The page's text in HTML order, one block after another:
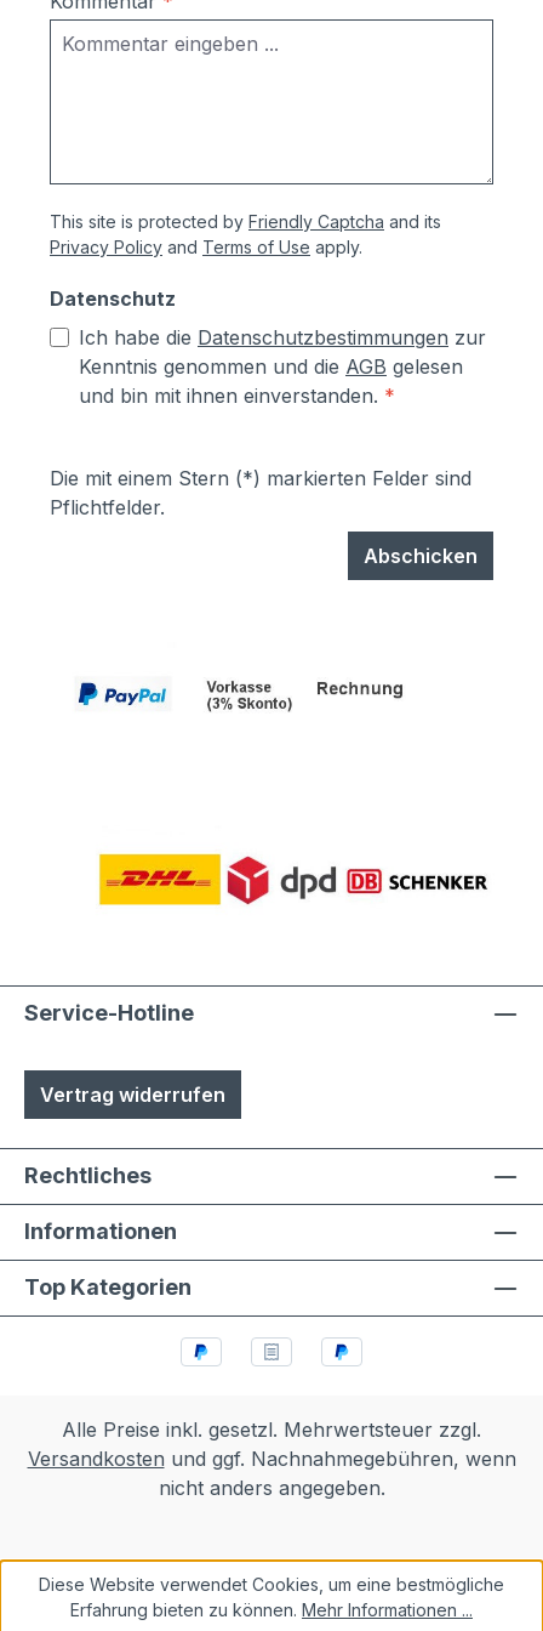
dem Pulverbeschichten Eisen-
phosphatiert, Aluminiumteile chromfrei
Polyesterpulver in Fassadenqualität, dies
garantiert UV- und Wetterbeständigkeit-
mindestens ca. 70 µmProduktservice:-
Ersatzteile sind günsitg vorrätig, Türen
und Klappen sowie alle Funktionselemente
können einfach selbst ausgetauscht
Ausrichtung nach Montage bzw.
Austuasch im Falle einer Beschädigung
This site is protected by Friendly Captcha and its
Privacy Policy and Terms of Use apply.
Datenschutz
Ich habe die Datenschutzbestimmungen zur
Kenntnis genommen und die AGB gelesen
und bin mit ihnen einverstanden. *
Die mit einem Stern (*) markierten Felder sind
Pflichtfelder.
Abschicken
Service-Hotline
Vertrag widerrufen
Rechtliches
Informationen
Top Kategorien
Alle Preise inkl. gesetzl. Mehrwertsteuer zzgl.
Versandkosten und ggf. Nachnahmegebühren, wenn
nicht anders angegeben.
Diese Website verwendet Cookies, um eine bestmögliche
Erfahrung bieten zu können. Mehr Informationen ...